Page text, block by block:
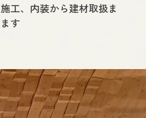
工、内装から建材取扱ま
す